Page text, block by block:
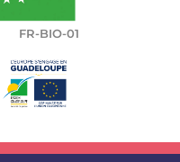
FR-BIO-01